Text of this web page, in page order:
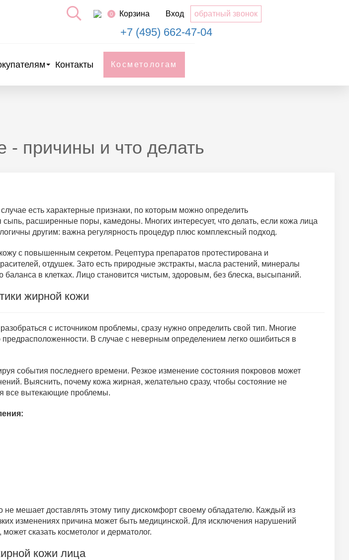
0 Корзина Вход обратный звонок
+7 (495) 662-47-04
Контакты Косметологам
причины и что делать
есть характерные признаки, по которым можно определить
расширенные поры, камедоны. Многих интересует, что делать, если кожа лица
другим: важна регулярность процедур плюс комплексный подход.
с повышенным секретом. Рецептура препаратов протестирована и
отдушек. Зато есть природные экстракты, масла растений, минералы
в клетках. Лицо становится чистым, здоровым, без блеска, высыпаний.
жирной кожи
с источником проблемы, сразу нужно определить свой тип. Многие
В случае с неверным определением легко ошибиться в
события последнего времени. Резкое изменение состояния покровов может
Выяснить, почему кожа жирная, желательно сразу, чтобы состояние не
все вытекающие проблемы.
мешает доставлять этому типу дискомфорт своему обладателю. Каждый из
изменениях причина может быть медицинской. Для исключения нарушений
сказать косметолог и дерматолог.
кожи лица